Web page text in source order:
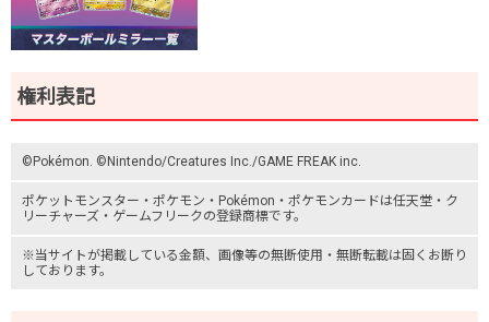
権利表記
©Pokémon. ©Nintendo/Creatures Inc./GAME FREAK inc.
ポケットモンスター ・ポケモン・Pokémon・ ポケモンカードは任天堂・ ク
リーチャーズ ・ ゲームフリークの登録商標です。
※当サイトが掲載している金額、画像等の無断使用・無断転載は固くお断り
しております。